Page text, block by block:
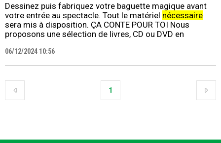
Dessinez puis fabriquez votre baguette magique avant
votre entrée au spectacle. Tout le matériel nécessaire
sera mis à disposition. ÇA CONTE POUR TOI Nous
proposons une sélection de livres, CD ou DVD en
06/12/2024 10:56
1